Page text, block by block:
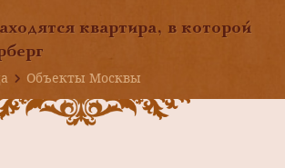
квартира, в которой
Объекты Москвы